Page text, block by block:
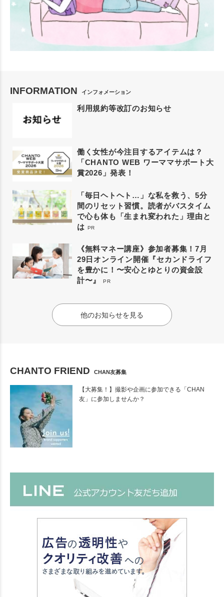
INFORMATION インフォメーション
利用規約等改訂のお知らせ
働く女性が今注目するアイテムは？
「CHANTO WEB ワーママサポート大
賞2026」発表！
「毎日ヘトヘト…」な私を救う、5分
間のリセット習慣。読者がバスタイム
で心も体も「生まれ変われた」理由と
は PR
《無料マネー講座》参加者募集！7月
29日オンライン開催『セカンドライフ
を豊かに！〜安心とゆとりの資金設
計〜』
PR
他のお知らせを見る
CHANTO FRIEND CHAN友募集
【大募集！】撮影や企画に参加できる「CHAN
友」に参加しませんか？